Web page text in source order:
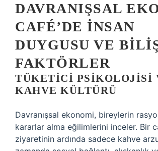
DAVRANIŞSAL
CAFÉ’DE İNSAN
DUYGUSU VE
FAKTÖRLER
TÜKETICI PSIKOLOJISI
KAHVE KÜLTÜRÜ
Davranışsal ekonomi, bireylerin
kararlar alma eğilimlerini inceler. Bir
ziyaretinin ardında sadece kahve